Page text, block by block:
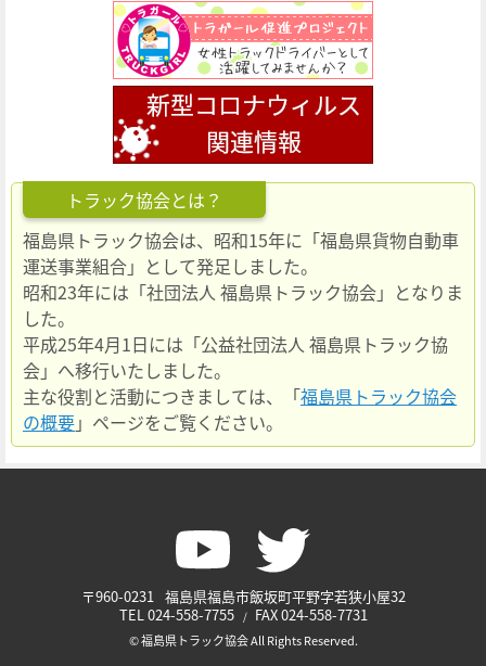
重要なお知らせ
緊急取組要請「飲酒運転根絶」に向けた署名活動への
ご協力のお願い
トラック協会とは？
福島県トラック協会は、昭和15年に「福島県貨物自動車
運送事業組合」として発足しました。
昭和23年には「社団法人 福島県トラック協会」となりま
した。
平成25年4月1日には「公益社団法人 福島県トラック協
会」へ移行いたしました。
主な役割と活動につきましては、「福島県トラック協会
の概要」ページをご覧ください。
〒960-0231 福島県福島市飯坂町平野字若狭小屋32
TEL024-558-7755 FAX024-558-7731
© 福島県トラック協会 All Rights Reserved.